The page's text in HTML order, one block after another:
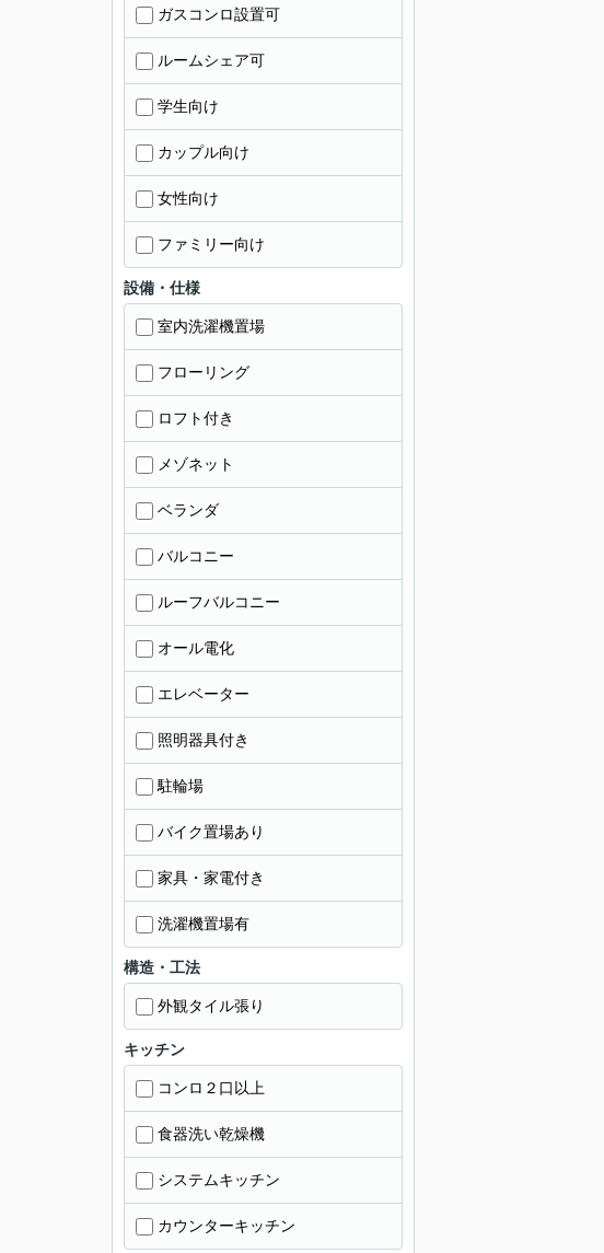
ガスコンロ設置可
ルームシェア可
学生向け
カップル向け
女性向け
ファミリー向け
設備・仕様
室内洗濯機置場
フローリング
ロフト付き
メゾネット
ベランダ
バルコニー
ルーフバルコニー
オール電化
エレベーター
照明器具付き
駐輪場
バイク置場あり
家具・家電付き
洗濯機置場有
構造・工法
外観タイル張り
キッチン
コンロ２口以上
食器洗い乾燥機
システムキッチン
カウンターキッチン